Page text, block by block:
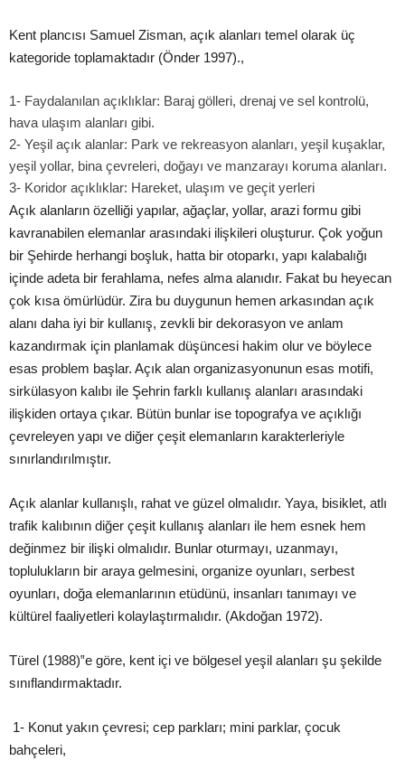
Kent plancısı Samuel Zisman, açık alanları temel olarak üç
kategoride toplamaktadır (Önder 1997).,
1- Faydalanılan açıklıklar: Baraj gölleri, drenaj ve sel kontrolü,
hava ulaşım alanları gibi.
2- Yeşil açık alanlar: Park ve rekreasyon alanları, yeşil kuşaklar,
yeşil yollar, bina çevreleri, doğayı ve manzarayı koruma alanları.
3- Koridor açıklıklar: Hareket, ulaşım ve geçit yerleri
Açık alanların özelliği yapılar, ağaçlar, yollar, arazi formu gibi
kavranabilen elemanlar arasındaki ilişkileri oluşturur. Çok yoğun
bir Şehirde herhangi boşluk, hatta bir otoparkı, yapı kalabalığı
içinde adeta bir ferahlama, nefes alma alanıdır. Fakat bu heyecan
çok kısa ömürlüdür. Zira bu duygunun hemen arkasından açık
alanı daha iyi bir kullanış, zevkli bir dekorasyon ve anlam
kazandırmak için planlamak düşüncesi hakim olur ve böylece
esas problem başlar. Açık alan organizasyonunun esas motifi,
sirkülasyon kalıbı ile Şehrin farklı kullanış alanları arasındaki
ilişkiden ortaya çıkar. Bütün bunlar ise topografya ve açıklığı
çevreleyen yapı ve diğer çeşit elemanların karakterleriyle
sınırlandırılmıştır.
Açık alanlar kullanışlı, rahat ve güzel olmalıdır. Yaya, bisiklet, atlı
trafik kalıbının diğer çeşit kullanış alanları ile hem esnek hem
değinmez bir ilişki olmalıdır. Bunlar oturmayı, uzanmayı,
toplulukların bir araya gelmesini, organize oyunları, serbest
oyunları, doğa elemanlarının etüdünü, insanları tanımayı ve
kültürel faaliyetleri kolaylaştırmalıdır. (Akdoğan 1972).
Türel (1988)‟e göre, kent içi ve bölgesel yeşil alanları şu şekilde
sınıflandırmaktadır.
1- Konut yakın çevresi; cep parkları; mini parklar, çocuk
bahçeleri,